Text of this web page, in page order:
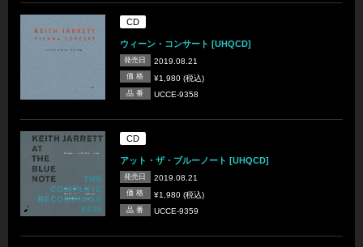
CD
ウィーン・コンサート [UHQCD]
発売日 2019.08.21
価 格 ¥1,980 (税込)
品 番 UCCE-9358
CD
アット・ザ・ブルーノート [UHQCD]
発売日 2019.08.21
価 格 ¥1,980 (税込)
品 番 UCCE-9359